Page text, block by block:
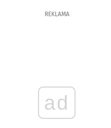
REKLAMA
ad